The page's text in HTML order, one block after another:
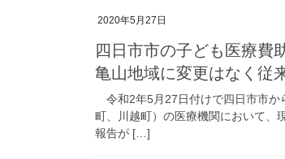
2020年5月27日
四日市市の子ども医療費
亀山地域に変更はなく従
令和2年5月27日付けで四日市市か
町、川越町）の医療機関において、
報告が […]